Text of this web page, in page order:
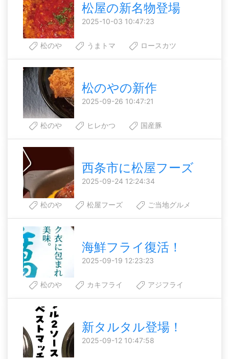
松屋の新名物登場
2025-10-03 10:47:23
松のや うまトマ ロースカツ
松のやの新作
2025-09-26 10:47:21
松のや ヒレかつ 国産豚
西条市に松屋フーズ
2025-09-24 12:24:34
松のや 松屋フーズ ご当地グルメ
海鮮フライ復活！
2025-09-19 12:23:23
松のや カキフライ アジフライ
新タルタル登場！
2025-09-12 10:47:58